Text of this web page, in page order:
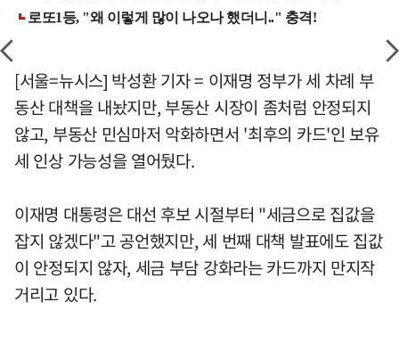
[서울=뉴시스] 박성환 기자 = 이재명 정부가 세 차례 부
동산 대책을 내놨지만, 부동산 시장이 좀처럼 안정되지
않고, 부동산 민심마저 악화하면서 '최후의 카드'인 보유
세 인상 가능성을 열어뒀다.
이재명 대통령은 대선 후보 시절부터 "세금으로 집값을
잡지 않겠다"고 공언했지만, 세 번째 대책 발표에도 집값
이 안정되지 않자, 세금 부담 강화라는 카드까지 만지작
거리고 있다.